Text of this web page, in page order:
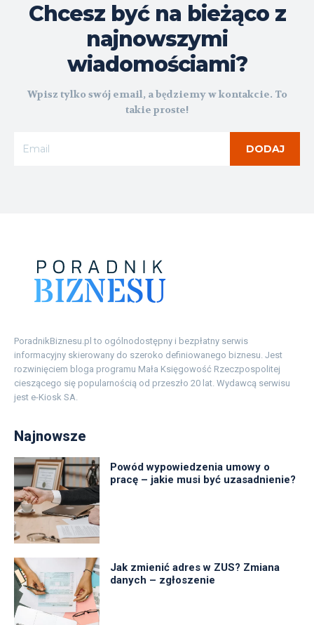
Chcesz być na bieżąco z
najnowszymi
wiadomościami?
Wpisz tylko swój email, a będziemy w kontakcie. To
takie proste!
DODAJ
PoradnikBiznesu.pl to ogólnodostępny i bezpłatny serwis
informacyjny skierowany do szeroko definiowanego biznesu. Jest
rozwinięciem bloga programu Mała Księgowość Rzeczpospolitej
cieszącego się popularnością od przeszło 20 lat. Wydawcą serwisu
jest e-Kiosk SA.
Najnowsze
Powód wypowiedzenia umowy o
pracę – jakie musi być uzasadnienie?
Jak zmienić adres w ZUS? Zmiana
danych – zgłoszenie